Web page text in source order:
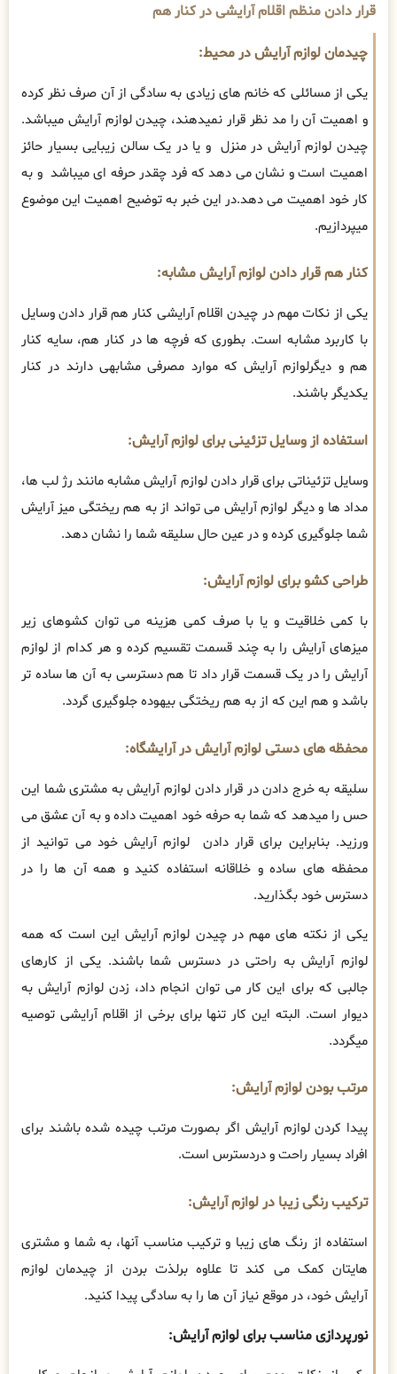
قرار دادن منظم اقلام آرایشی در کنار هم
چیدمان لوازم آرایش در محیط:
یکی از مسائلی که خانم های زیادی به سادگی از آن صرف نظر کرده
و اهمیت آن را مد نظر قرار نمیدهند، چیدن لوازم آرایش میباشد.
چیدن لوازم آرایش در منزل و یا در یک سالن زیبایی بسیار حائز
اهمیت است و نشان می دهد که فرد چقدر حرفه ای میباشد و به
کار خود اهمیت می دهد.در این خبر به توضیح اهمیت این موضوع
میپردازیم.
کنار هم قرار دادن لوازم آرایش مشابه:
یکی از نکات مهم در چیدن اقلام آرایشی کنار هم قرار دادن وسایل
با کاربرد مشابه است. بطوری که فرچه ها در کنار هم، سایه کنار
هم و دیگرلوازم آرایش که موارد مصرفی مشابهی دارند در کنار
یکدیگر باشند.
استفاده از وسایل تزئینی برای لوازم آرایش:
وسایل تزئیناتی برای قرار دادن لوازم آرایش مشابه مانند رژ لب ها،
مداد ها و دیگر لوازم آرایش می تواند از به هم ریختگی میز آرایش
شما جلوگیری کرده و در عین حال سلیقه شما را نشان دهد.
طراحی کشو برایلوازم آرایش:
با کمی خلاقیت و یا با صرف کمی هزینه می توان کشوهای زیر
میزهای آرایش را به چند قسمت تقسیم کرده و هر کدام از لوازم
آرایش را در یک قسمت قرار داد تا هم دسترسی به آن ها ساده تر
باشد و هم این که از به هم ریختگی بیهوده جلوگیری گردد.
محفظه های دستی لوازم آرایش در آرایشگاه:
سلیقه به خرج دادن در قرار دادن لوازم آرایش به مشتری شما این
حس را میدهد که شما به حرفه خود اهمیت داده و به آن عشق می
ورزید. بنابراین برای قرار دادن لوازم آرایش خود می توانید از
محفظه های ساده و خلاقانه استفاده کنید و همه آن ها را در
دسترس خود بگذارید.
یکی از نکته های مهم در چیدن لوازم آرایش این است که همه
لوازم آرایش به راحتی در دسترس شما باشند. یکی از کارهای
جالبی که برای این کار می توان انجام داد، زدن لوازم آرایش به
دیوار است. البته این کار تنها برای برخی از اقلام آرایشی توصیه
میگردد.
مرتب بودن لوازم آرایش:
پیدا کردن لوازم آرایش اگر بصورت مرتب چیده شده باشند برای
افراد بسیار راحت و دردسترس است.
ترکیب رنگی زیبا در لوازم آرایش:
استفاده از رنگ های زیبا و ترکیب مناسب آنها، به شما و مشتری
هایتان کمک می کند تا علاوه برلذت بردن از چیدمان لوازم
آرایش خود، در موقع نیاز آن ها را به سادگی پیدا کنید.
نورپردازی مناسب برای لوازم آرایش: